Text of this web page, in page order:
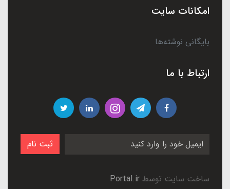
امکانات سایت
بایگانی نوشته‌ها
ارتباط با ما
ثبت نام
ساخت سایت توسط Portal.ir